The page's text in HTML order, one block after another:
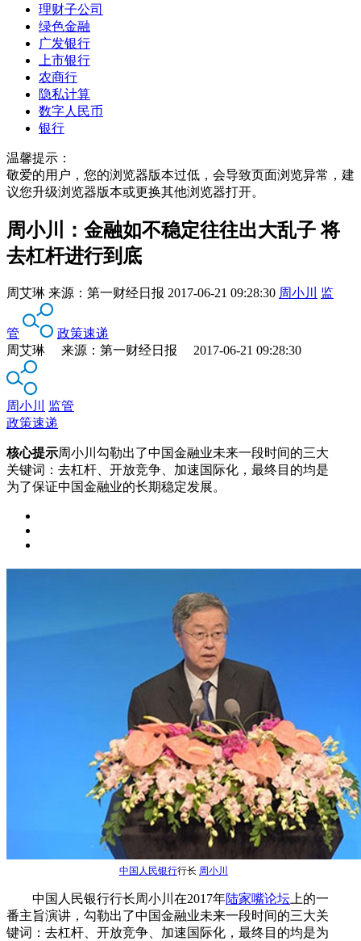
理财子公司
绿色金融
广发银行
上市银行
农商行
隐私计算
数字人民币
银行
温馨提示：
敬爱的用户，您的浏览器版本过低，会导致页面浏览异常，建
议您升级浏览器版本或更换其他浏览器打开。
周小川：金融如不稳定往往出大乱子 将
去杠杆进行到底
周艾琳 来源： 第一财经日报 2017-06-21 09:28:30 周小川 监
管
政策速递
周艾琳 来源：第一财经日报 2017-06-21 09:28:30
周小川
监管
政策速递
核心提示周小川勾勒出了中国金融业未来一段时间的三大
关键词：去杠杆、开放竞争、加速国际化，最终目的均是
为了保证中国金融业的长期稳定发展。
中国人民银行行长 周小川
中国人民银行行长周小川在2017年陆家嘴论坛 上的一
番主旨演讲，勾勒出了中国金融业未来一段时间的三大关
键词：去杠杆、开放竞争、加速国际化，最终目的均是为